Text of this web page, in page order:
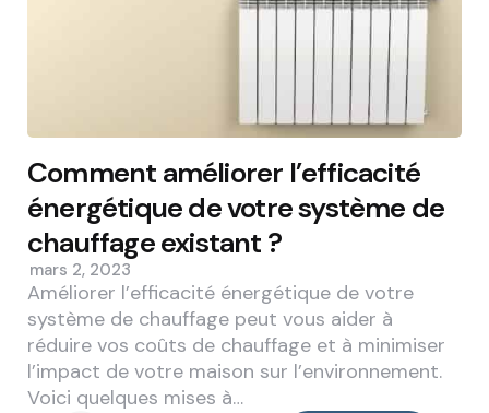
Comment améliorer l’efficacité
énergétique de votre système de
chauffage existant ?
mars 2, 2023
Améliorer l’efficacité énergétique de votre
système de chauffage peut vous aider à
réduire vos coûts de chauffage et à minimiser
l’impact de votre maison sur l’environnement.
Voici quelques mises à…